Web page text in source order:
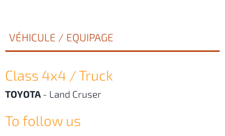
VÉHICULE / EQUIPAGE
Class 4x4 / Truck
TOYOTA - Land Cruser
To follow us